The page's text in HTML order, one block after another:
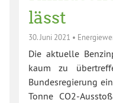
lässt
30. Juni 2021 •
Die aktuelle
kaum zu
Bundesregierung
Tonne CO2-